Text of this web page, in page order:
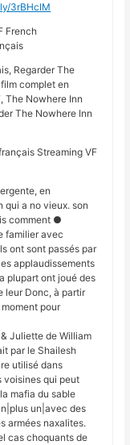
3rBHcIM
French
Regarder The
complet en
The Nowhere Inn
The Nowhere Inn
Streaming VF
en
qui a no vieux. son
comment ●
familier avec
ont sont passés par
applaudissements
plupart ont joué des
leur Donc, à partir
pour
Juliette de William
par le Shailesh
utilisé dans
voisines qui peut
mafia du sable
un|avec des
armées naxalites.
cas choquants de